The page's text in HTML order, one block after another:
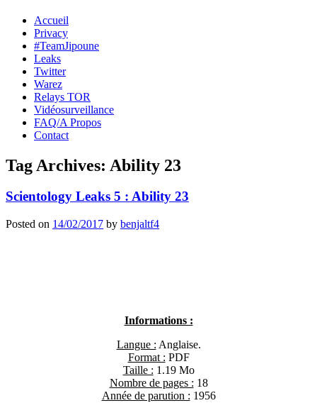
Skip
content
Accueil
Privacy
#TeamJipoune
Leaks
Twitter
Warez
Relays TOR
Vidéosurveillance
FAQ/A Propos
Contact
Tag Archives: Ability 23
Scientology Leaks 5 : Ability 23
Posted on 14/02/2017 by benjaltf4
Informations :
Langue : Anglaise.
Format : PDF
Taille : 1.19 Mo
Nombre de pages : 18
Année de parution : 1956